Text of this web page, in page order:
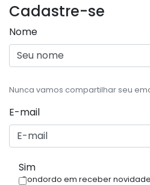
Cadastre-se
Nome
Nunca vamos compartilhar seu
E-mail
Sim
Condordo em receber